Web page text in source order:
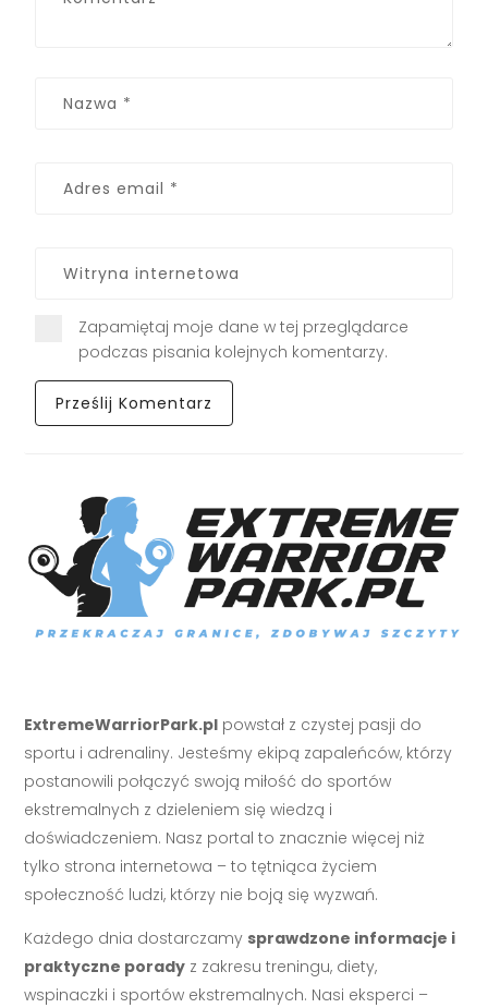
Zapamiętaj moje dane w tej przeglądarce
podczas pisania kolejnych komentarzy.
ExtremeWarriorPark.pl powstał z czystej pasji do
sportu i adrenaliny. Jesteśmy ekipą zapaleńców, którzy
postanowili połączyć swoją miłość do sportów
ekstremalnych z dzieleniem się wiedzą i
doświadczeniem. Nasz portal to znacznie więcej niż
tylko strona internetowa – to tętniąca życiem
społeczność ludzi, którzy nie boją się wyzwań.
Każdego dnia dostarczamy sprawdzone informacje i
praktyczne porady z zakresu treningu, diety,
wspinaczki i sportów ekstremalnych. Nasi eksperci –